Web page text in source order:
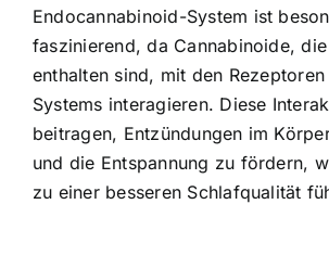
Endocannabinoid-System ist
faszinierend, da Cannabinoide,
enthalten sind, mit den
Systems interagieren. Diese
beitragen, Entzündungen im
und die Entspannung zu fördern,
zu einer besseren Schlafqualität